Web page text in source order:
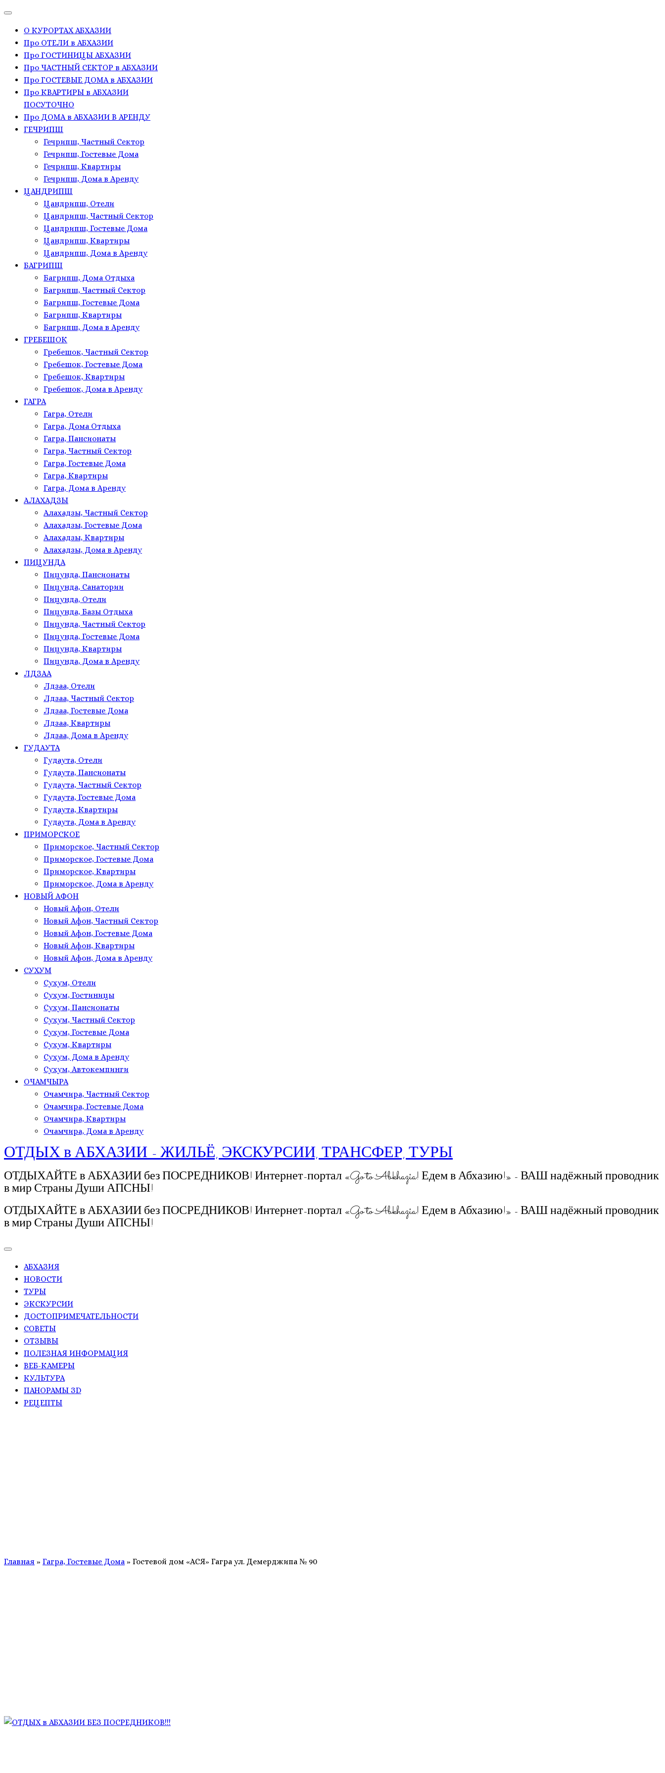
О КУРОРТАХ АБХАЗИИ
Про ОТЕЛИ в АБХАЗИИ
Про ГОСТИНИЦЫ АБХАЗИИ
Про ЧАСТНЫЙ СЕКТОР в АБХАЗИИ
Про ГОСТЕВЫЕ ДОМА в АБХАЗИИ
Про КВАРТИРЫ в АБХАЗИИ
ПОСУТОЧНО
Про ДОМА в АБХАЗИИ В АРЕНДУ
ГЕЧРИПШ
Гечрипш, Частный Сектор
Гечрипш, Гостевые Дома
Гечрипш, Квартиры
Гечрипш, Дома в Аренду
ЦАНДРИПШ
Цандрипш, Отели
Цандрипш, Частный Сектор
Цандрипш, Гостевые Дома
Цандрипш, Квартиры
Цандрипш, Дома в Аренду
БАГРИПШ
Багрипш, Дома Отдыха
Багрипш, Частный Сектор
Багрипш, Гостевые Дома
Багрипш, Квартиры
Багрипш, Дома в Аренду
ГРЕБЕШОК
Гребешок, Частный Сектор
Гребешок, Гостевые Дома
Гребешок, Квартиры
Гребешок, Дома в Аренду
ГАГРА
Гагра, Отели
Гагра, Дома Отдыха
Гагра, Пансионаты
Гагра, Частный Сектор
Гагра, Гостевые Дома
Гагра, Квартиры
Гагра, Дома в Аренду
АЛАХАДЗЫ
Алахадзы, Частный Сектор
Алахадзы, Гостевые Дома
Алахадзы, Квартиры
Алахадзы, Дома в Аренду
ПИЦУНДА
Пицунда, Пансионаты
Пицунда, Санатории
Пицунда, Отели
Пицунда, Базы Отдыха
Пицунда, Частный Сектор
Пицунда, Гостевые Дома
Пицунда, Квартиры
Пицунда, Дома в Аренду
ЛДЗАА
Лдзаа, Отели
Лдзаа, Частный Сектор
Лдзаа, Гостевые Дома
Лдзаа, Квартиры
Лдзаа, Дома в Аренду
ГУДАУТА
Гудаута, Отели
Гудаута, Пансионаты
Гудаута, Частный Сектор
Гудаута, Гостевые Дома
Гудаута, Квартиры
Гудаута, Дома в Аренду
ПРИМОРСКОЕ
Приморское, Частный Сектор
Приморское, Гостевые Дома
Приморское, Квартиры
Приморское, Дома в Аренду
НОВЫЙ АФОН
Новый Афон, Отели
Новый Афон, Частный Сектор
Новый Афон, Гостевые Дома
Новый Афон, Квартиры
Новый Афон, Дома в Аренду
СУХУМ
Сухум, Отели
Сухум, Гостиницы
Сухум, Пансионаты
Сухум, Частный Сектор
Сухум, Гостевые Дома
Сухум, Квартиры
Сухум, Дома в Аренду
Сухум, Автокемпинги
ОЧАМЧЫРА
Очамчира, Частный Сектор
Очамчира, Гостевые Дома
Очамчира, Квартиры
Очамчира, Дома в Аренду
ОТДЫХ в АБХАЗИИ - ЖИЛЬЁ, ЭКСКУРСИИ, ТРАНСФЕР, ТУРЫ
ОТДЫХАЙТЕ в АБХАЗИИ без ПОСРЕДНИКОВ! Интернет-портал «Go to Abkhazia! Едем в Абхазию!» - ВАШ надёжный проводник
в мир Страны Души АПСНЫ!
ОТДЫХАЙТЕ в АБХАЗИИ без ПОСРЕДНИКОВ! Интернет-портал «Go to Abkhazia! Едем в Абхазию!» - ВАШ надёжный проводник
в мир Страны Души АПСНЫ!
АБХАЗИЯ
НОВОСТИ
ТУРЫ
ЭКСКУРСИИ
ДОСТОПРИМЕЧАТЕЛЬНОСТИ
СОВЕТЫ
ОТЗЫВЫ
ПОЛЕЗНАЯ ИНФОРМАЦИЯ
ВЕБ-КАМЕРЫ
КУЛЬТУРА
ПАНОРАМЫ ЗD
РЕЦЕПТЫ
Главная » Гагра, Гостевые Дома » Гостевой дом «АСЯ» Гагра ул. Демерджипа № 90